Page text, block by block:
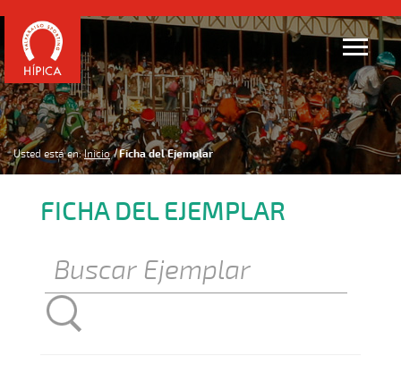
Usted está en: Inicio Ficha del Ejemplar
FICHA DEL EJEMPLAR